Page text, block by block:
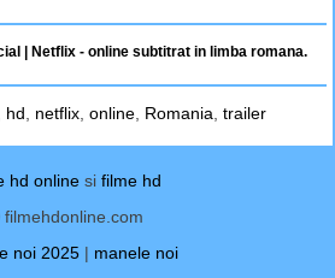
| Netflix - online subtitrat in limba romana.
hd netflix online Romania trailer
hd online si filme hd
noi 2025 | manele noi